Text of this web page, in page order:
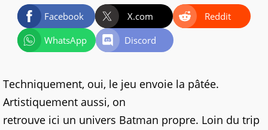
Facebook X.com
Reddit
WhatsApp
Discord
Techniquement, oui, le jeu envoie la pâtée.
Artistiquement aussi, on
retrouve ici un univers Batman propre. Loin du trip